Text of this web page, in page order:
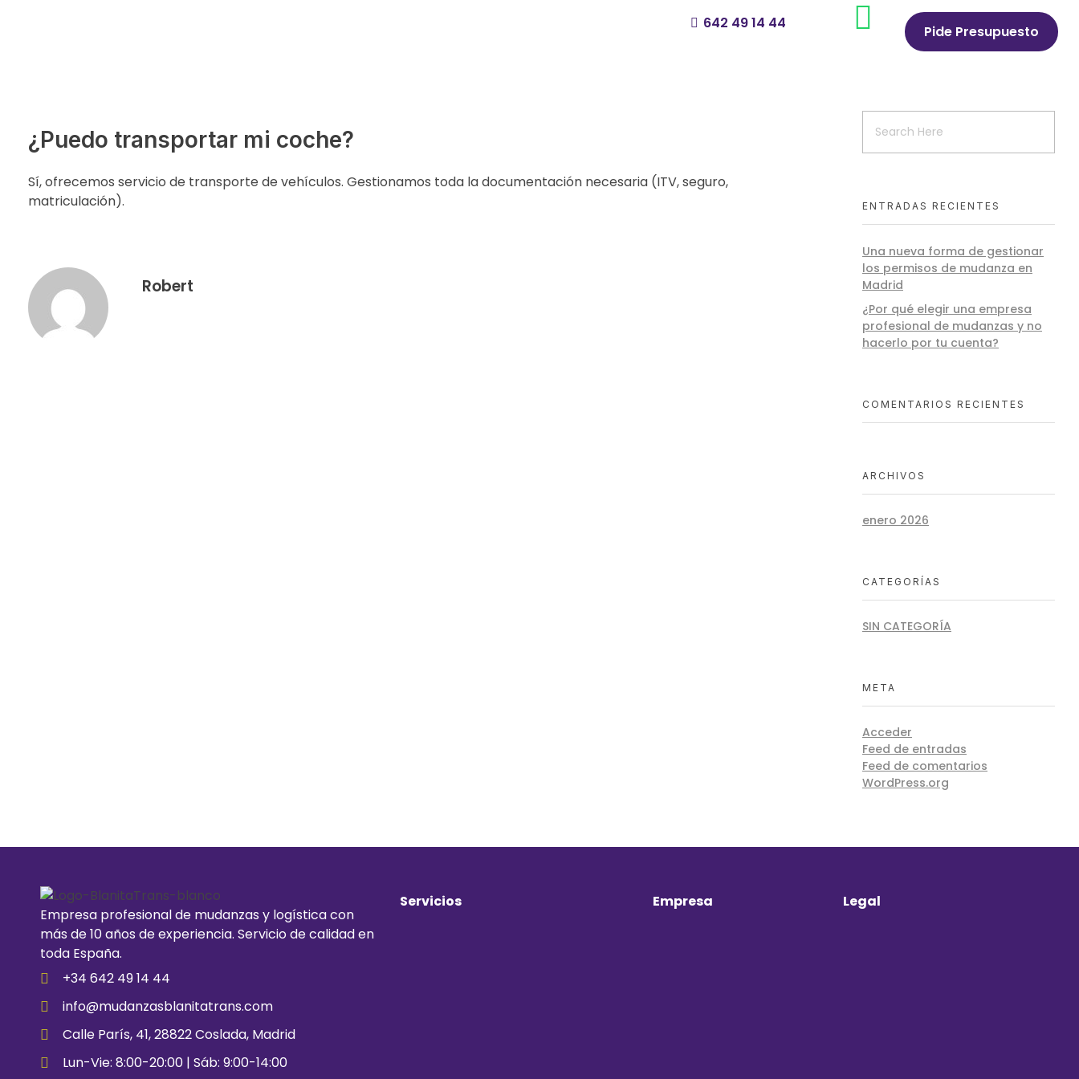
642 49 14 44 Pide Presupuesto
¿Puedo transportar mi coche?
Sí, ofrecemos servicio de transporte de vehículos. Gestionamos toda la documentación necesaria (ITV, seguro,
matriculación).
Robert
ENTRADAS RECIENTES
Una nueva forma de gestionar
los permisos de mudanza en
Madrid
¿Por qué elegir una empresa
profesional de mudanzas y no
hacerlo por tu cuenta?
COMENTARIOS RECIENTES
ARCHIVOS
enero 2026
CATEGORÍAS
SIN CATEGORÍA
META
Acceder
Feed de entradas
Feed de comentarios
WordPress.org
Empresa profesional de mudanzas y logística con
más de 10 años de experiencia. Servicio de calidad en
toda España.
+34 642 49 14 44
info@mudanzasblanitatrans.com
Calle París, 41, 28822 Coslada, Madrid
Lun-Vie: 8:00-20:00 | Sáb: 9:00-14:00
Servicios Empresa Legal